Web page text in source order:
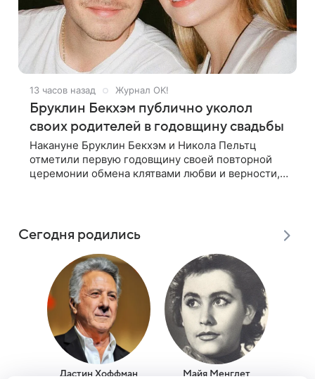
13 часов назад Журнал OK!
Бруклин Бекхэм публично уколол
своих родителей в годовщину свадьбы
Накануне Бруклин Бекхэм и Никола Пельтц
отметили первую годовщину своей повторной
церемонии обмена клятвами любви и верности,
Сегодня родились
Дастин Хоффман Майя Менглет